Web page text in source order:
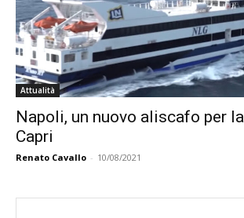
Attualità
Napoli, un nuovo aliscafo per
Capri
Renato Cavallo - 10/08/2021